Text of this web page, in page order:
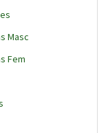
Masc
Fem